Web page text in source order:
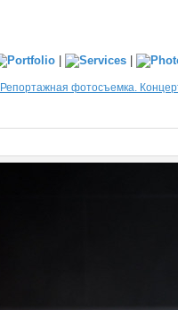
| |
Репортажная фотосъемка.